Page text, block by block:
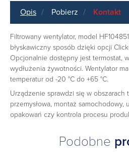
Opis Pobierz Kontakt
Filtrowany wentylator, model
błyskawiczny sposób dzięki opcji
Opcjonalnie dostępny jest termostat,
wydłużenia żywotności. Wentylator
temperatur od -20 °C do +65 °C.
Urządzenie sprawdzi się w obszarach
przemysłowa, montaż samochodowy,
opakowań czy kontrola procesu
Podobne